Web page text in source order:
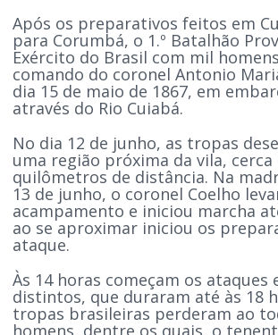
Após os preparativos feitos em
para Corumbá, o 1.º Batalhão
Exército do Brasil com mil
comando do coronel Antonio
dia 15 de maio de 1867, em
através do Rio Cuiabá.
No dia 12 de junho, as tropas
uma região próxima da vila, cerca
quilômetros de distância. Na
13 de junho, o coronel Coelho
acampamento e iniciou marcha
ao se aproximar iniciou os
ataque.
Às 14 horas começam os ataques
distintos, que duraram até às 18
tropas brasileiras perderam ao
homens, dentre os quais, o